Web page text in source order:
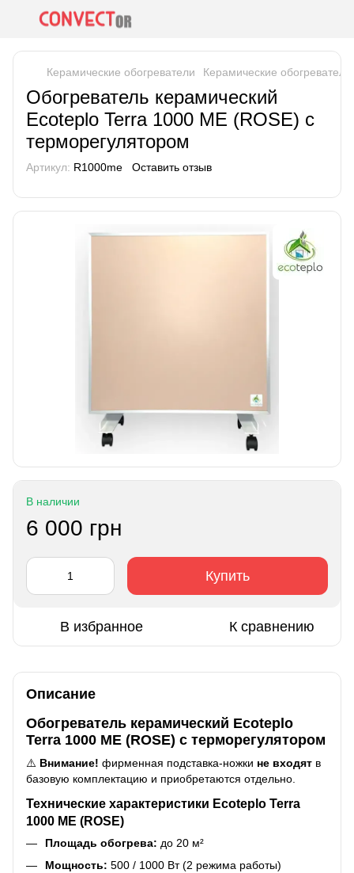
Керамические обогреватели Керамические
Обогреватель керамический
Ecoteplo Terra 1000 ME (ROSE) с
терморегулятором
Артикул: R1000me Оставить отзыв
В наличии
6 000 грн
Купить
В избранное К сравнению
Описание
Обогреватель керамический Ecoteplo
Terra 1000 ME (ROSE) с терморегулятором
⚠️ Внимание! фирменная подставка-ножки не входят в
базовую комплектацию и приобретаются отдельно.
Технические характеристики Ecoteplo Terra
1000 ME (ROSE)
Площадь обогрева: до 20 м²
Мощность: 500 / 1000 Вт (2 режима работы)